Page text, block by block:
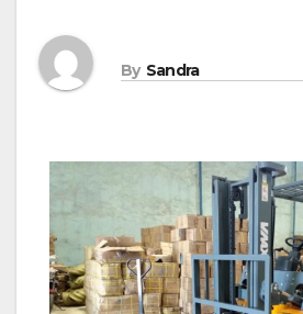
By Sandra